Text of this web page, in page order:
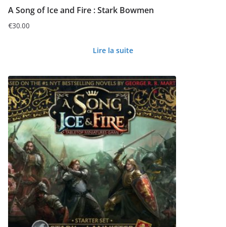
A Song of Ice and Fire : Stark Bowmen
€30.00
Lire la suite